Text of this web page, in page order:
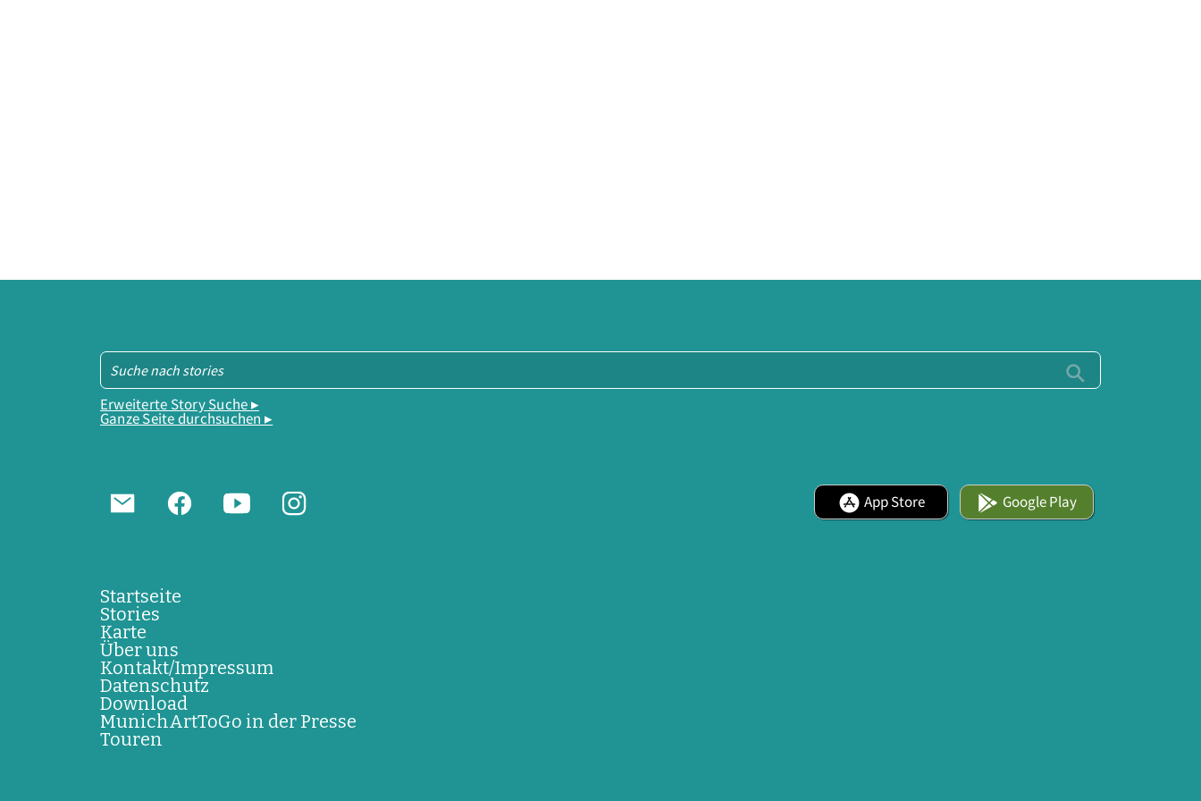
Erweiterte Story Suche ▸
Ganze Seite durchsuchen ▸
App Store Google Play
Startseite
Stories
Karte
Über uns
Kontakt/Impressum
Datenschutz
Download
MunichArtToGo in der Presse
Touren